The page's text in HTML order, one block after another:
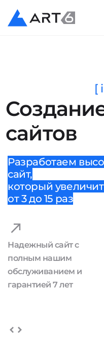
сайтов
[
Разработаем
сайт,
который
от 3 до 15 раз
Надежный сайт с
полным нашим
обслуживанием и
гарантией 7 лет